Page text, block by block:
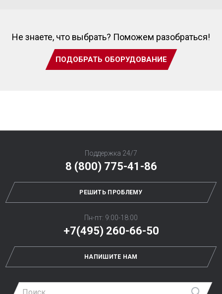
Не знаете, что выбрать? Поможем разобраться!
ПОДОБРАТЬ ОБОРУДОВАНИЕ
Поддержка 24/7
8 (800) 775-41-86
РЕШИТЬ ПРОБЛЕМУ
Пн-пт: 9:00-18:00
+7(495) 260-66-50
НАПИШИТЕ НАМ